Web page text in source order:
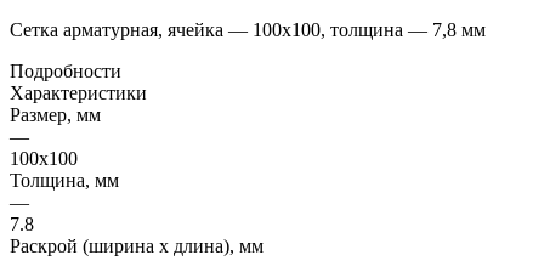
Сетка арматурная, ячейка — 100х100, толщина — 7,8 мм
Подробности
Характеристики
Размер, мм
—
100х100
Толщина, мм
—
7.8
Раскрой (ширина х длина), мм